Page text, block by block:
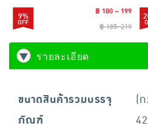
9%
฿ 180 ~ 199
฿ 185~219
รายละเอียด
ขนาดสินค้ารวมบรรจุ
ภัณฑ์
(